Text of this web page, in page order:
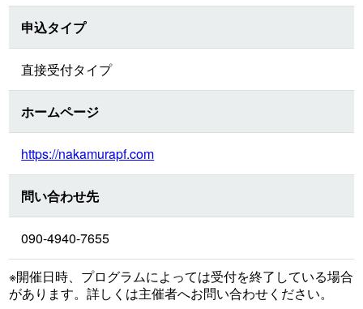
申込タイプ
直接受付タイプ
ホームページ
https://nakamurapf.com
問い合わせ先
090-4940-7655
※開催日時、プログラムによっては受付を終了している場合
があります。詳しくは主催者へお問い合わせください。